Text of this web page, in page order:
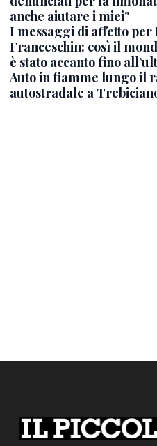
anche aiutare i miei"
I messaggi di affetto per
Franceschin: così il
è stato accanto fino
Auto in fiamme lungo il
autostradale a